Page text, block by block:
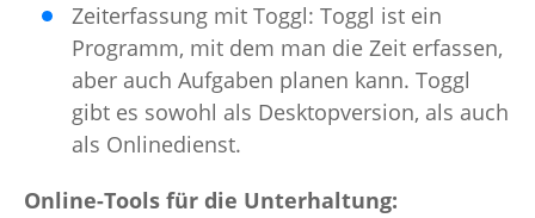
Zeiterfassung mit Toggl: Toggl ist ein
Programm, mit dem man die Zeit erfassen,
aber auch Aufgaben planen kann. Toggl
gibt es sowohl als Desktopversion, als auch
als Onlinedienst.
Online-Tools für die Unterhaltung: